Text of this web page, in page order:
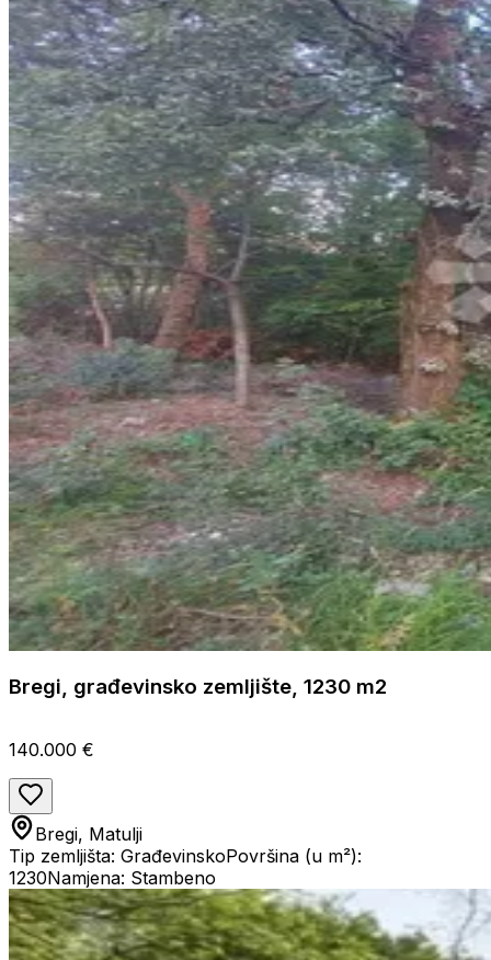
Bregi, građevinsko zemljište, 1230 m2
140.000 €
Bregi, Matulji
Tip zemljišta: GrađevinskoPovršina (u m²):
1230Namjena: Stambeno